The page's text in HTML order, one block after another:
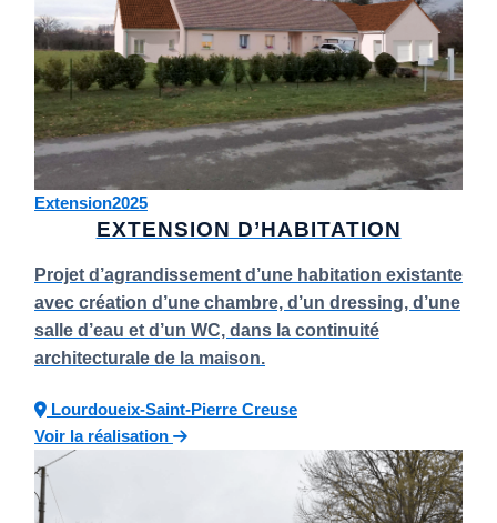
Extension2025
EXTENSION D’HABITATION
Projet d’agrandissement d’une habitation existante
avec création d’une chambre, d’un dressing, d’une
salle d’eau et d’un WC, dans la continuité
architecturale de la maison.
Lourdoueix-Saint-Pierre Creuse
Voir la réalisation